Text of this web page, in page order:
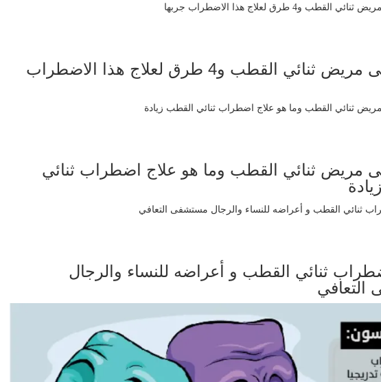
هل يشفى مريض ثنائي القطب و4 طرق لعلاج هذا الاضطراب
مريض ثنائي القطب وما هو علاج اضطراب ثنائي
ثنائي القطب و أعراضه للنساء والرجال